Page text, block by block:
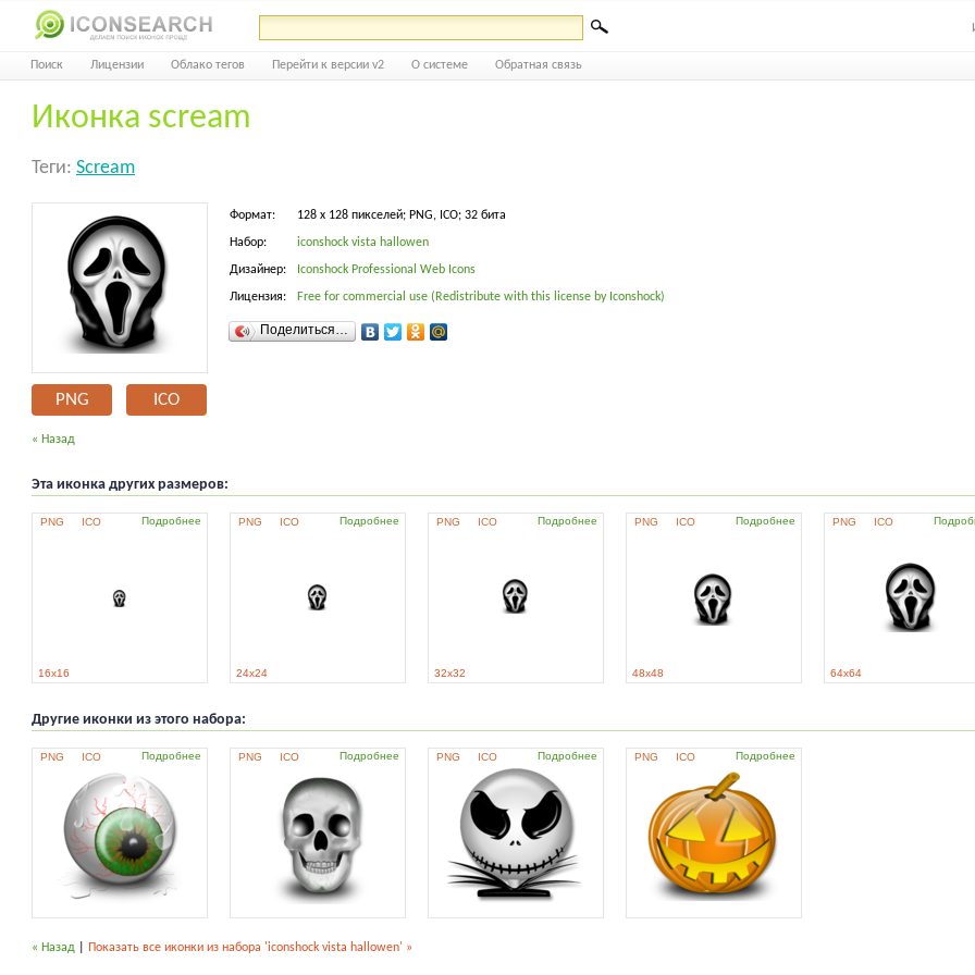
Поиск Лицензии Облако тегов Перейти к версии v2 О системе Обратная связь
Иконка scream
Теги: Scream
PNG ICO
Формат: 128 x 128 пикселей; PNG, ICO; 32 бита
Набор: iconshock vista hallowen
Дизайнер: Iconshock Professional Web Icons
Лицензия: Free for commercial use (Redistribute with this license by Iconshock)
Поделиться…
« Назад
Эта иконка других размеров:
PNG ICO Подробнее
16x16
PNG ICO Подробнее
24x24
PNG ICO Подробнее
32x32
PNG ICO Подробнее
48x48
PNG ICO
64x64
Другие иконки из этого набора:
PNG ICO Подробнее PNG ICO Подробнее PNG ICO Подробнее PNG ICO Подробнее
« Назад Показать все иконки из набора 'iconshock vista hallowen' »